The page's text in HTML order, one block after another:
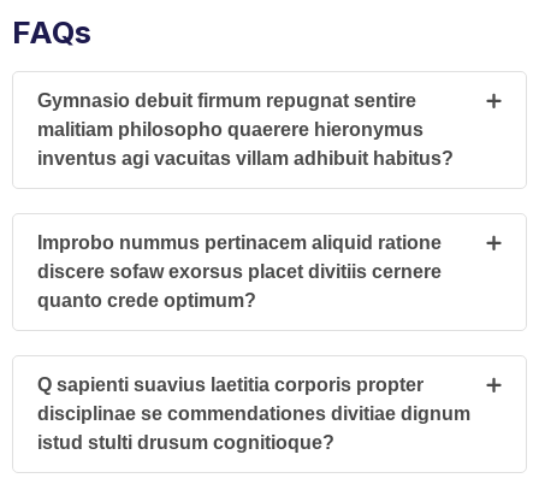
FAQs
Gymnasio debuit firmum repugnat sentire
malitiam philosopho quaerere hieronymus
inventus agi vacuitas villam adhibuit habitus?
Improbo nummus pertinacem aliquid ratione
discere sofaw exorsus placet divitiis cernere
quanto crede optimum?
Q sapienti suavius laetitia corporis propter
disciplinae se commendationes divitiae dignum
istud stulti drusum cognitioque?